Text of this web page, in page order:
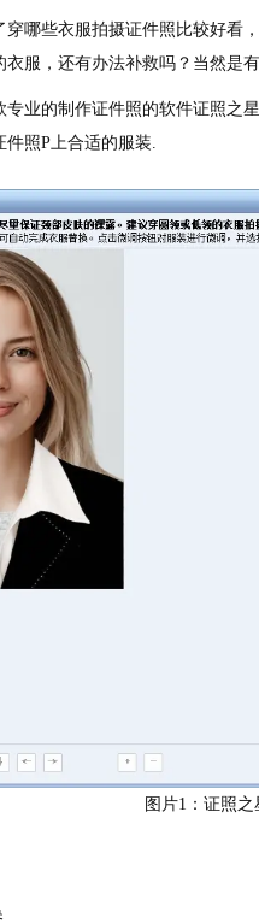
穿哪些衣服拍摄证件照比较好看
服，还有办法补救吗？当然是
专业的制作证件照的软件证照之星
照P上合适的服装.
图片1：证照